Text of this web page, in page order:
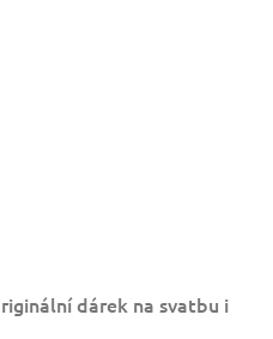
dárek na svatbu i